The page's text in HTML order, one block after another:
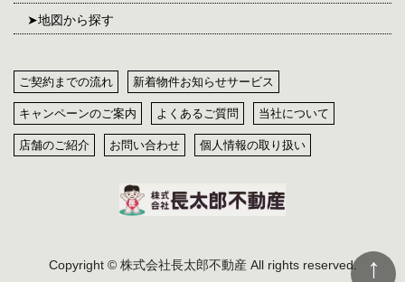
地図から探す
ご契約までの流れ 新着物件お知らせサービス
キャンペーンのご案内 よくあるご質問 当社について
店舗のご紹介 お問い合わせ 個人情報の取り扱い
Copyright © 株式会社長太郎不動産 All rights reserved.